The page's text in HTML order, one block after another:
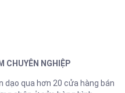
CHUYÊN NGHIỆP
dạo qua hơn 20 cửa hàng bán